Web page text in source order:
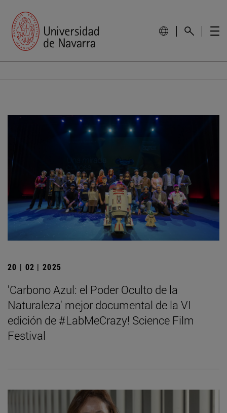
20 | 02 | 2025
'Carbono Azul: el Poder Oculto de la
Naturaleza' mejor documental de la VI
edición de #LabMeCrazy! Science Film
Festival